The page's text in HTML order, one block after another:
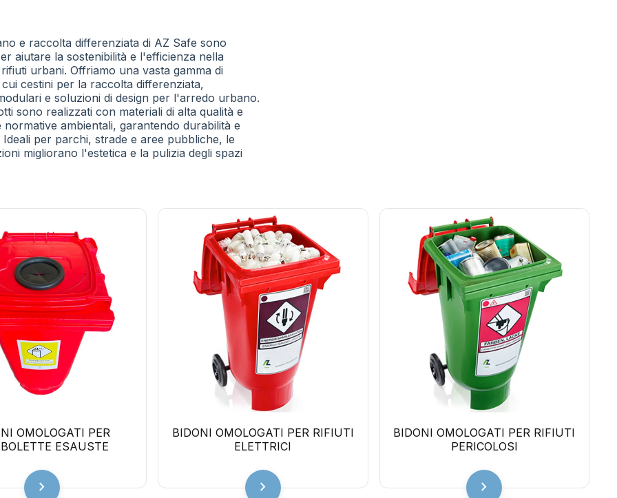
e raccolta differenziata di AZ Safe sono
aiutare la sostenibilità e l'efficienza nella
urbani. Offriamo una vasta gamma di
cestini per la raccolta differenziata,
e soluzioni di design per l'arredo urbano.
sono realizzati con materiali di alta qualità e
normative ambientali, garantendo durabilità e
per parchi, strade e aree pubbliche, le
migliorano l'estetica e la pulizia degli spazi
OMOLOGATI PER
ESAUSTE
chevron_right
BIDONI OMOLOGATI PER RIFIUTI
ELETTRICI
chevron_right
BIDONI OMOLOGATI PER RIFIUTI
PERICOLOSI
chevron_right